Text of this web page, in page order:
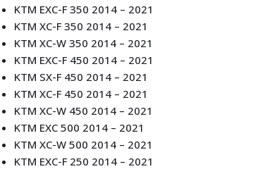
KTM EXC-F 350 2014 – 2021
KTM XC-F 350 2014 – 2021
KTM XC-W 350 2014 – 2021
KTM EXC-F 450 2014 – 2021
KTM SX-F 450 2014 – 2021
KTM XC-F 450 2014 – 2021
KTM XC-W 450 2014 – 2021
KTM EXC 500 2014 – 2021
KTM XC-W 500 2014 – 2021
KTM EXC-F 250 2014 – 2021